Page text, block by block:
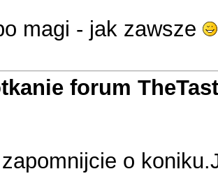
magi - jak zawsze
forum
o